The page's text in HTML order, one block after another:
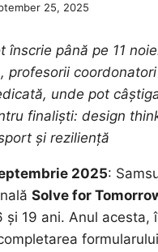
25, 2025
înscrie până pe 11
profesorii
unde pot
finaliști: design
și reziliență
2025:
Solve for
și 19 ani. Anul acesta,